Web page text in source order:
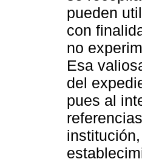
pueden
con
no
Esa
del
pues al